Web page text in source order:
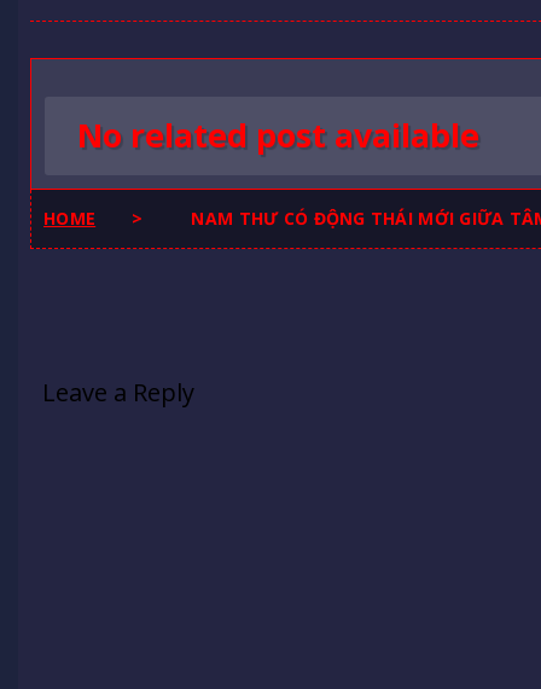
No related post available
HOME > NAM THƯ CÓ ĐỘNG THÁI MỚI GIỮA
Leave a Reply